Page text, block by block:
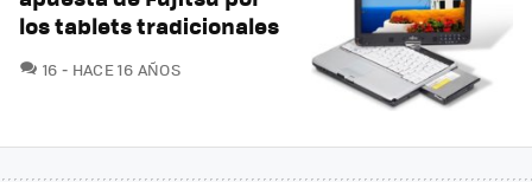
los tablets tradicionales
16 COMENTARIOS
HACE 16 AÑOS